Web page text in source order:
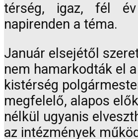
térség, igaz, fél
napirenden a téma.
Január elsejétől
nem hamarkodták el
kistérség
megfelelő, alapos
nélkül ugyanis
az intézmények